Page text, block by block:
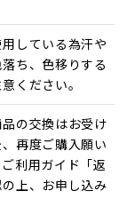
厚盛仕上げによ
している為汗や
ち、色移りする
ください。
の交換はお受け
再度ご購入願い
利用ガイド「返
上、お申し込み